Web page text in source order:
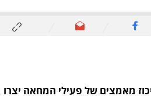
מאמצים של פעילי המחאה יצרו